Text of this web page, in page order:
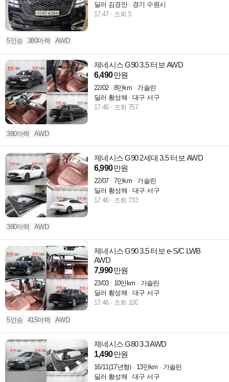
딜러 김경만
경기 수원시
17:47
조회 5
5인승 380마력 AWD
제네시스 G90 3.5 터보 AWD
6,490만원
22/02 8만km
가솔린
딜러 황성해
대구 서구
17:46
조회 757
380마력 AWD
제네시스 G90 2세대 3.5 터보 AWD
6,990만원
22/07 7만km
가솔린
딜러 황성해
대구 서구
17:46
조회 733
380마력 AWD
제네시스 G90 3.5 터보 e-S/C LWB
AWD
7,990만원
23/03 10만km
가솔린
딜러 황성해
대구 서구
17:46
조회 100
5인승 415마력 AWD
제네시스 G80 3.3 AWD
1,490만원
16/11(17년형) 13만km
가솔린
딜러 황성해
대구 서구